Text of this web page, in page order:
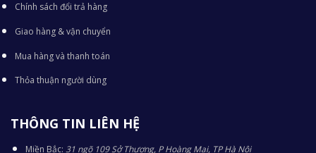
Chính sách đổi trả hàng
Giao hàng & vận chuyển
Mua hàng và thanh toán
Thỏa thuận người dùng
THÔNG TIN LIÊN HỆ
Miền Bắc: 31 ngõ 109 Sở Thượng, P Hoàng Mai, TP Hà Nội